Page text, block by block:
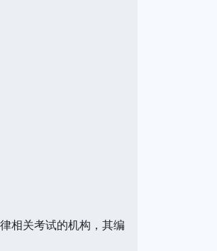
相关考试的机构，其编